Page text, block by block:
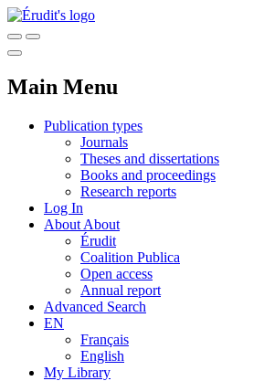
Main Menu
Publication types
Journals
Theses and dissertations
Books and proceedings
Research reports
Log In
About About
Érudit
Coalition Publica
Open access
Annual report
Advanced Search
EN
Français
English
My Library